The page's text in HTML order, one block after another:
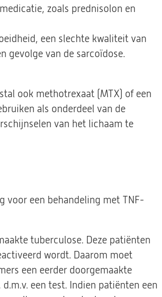
zoals prednisolon en
een slechte kwaliteit van
gevolge van de sarcoïdose.
ook methotrexaat (MTX) of een
als onderdeel van de
van het lichaam te
voor een behandeling met TNF-
tuberculose. Deze patiënten
wordt. Daarom moet
een eerder doorgemaakte
een test. Indien patiënten een